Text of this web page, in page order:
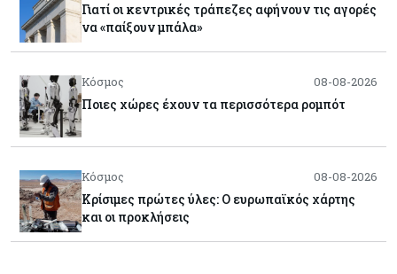
Γιατί οι κεντρικές τράπεζες αφήνουν τις αγορές
να «παίξουν μπάλα»
Κόσμος 08-08-2026
Ποιες χώρες έχουν τα περισσότερα ρομπότ
Κόσμος 08-08-2026
Κρίσιμες πρώτες ύλες: Ο ευρωπαϊκός χάρτης
και οι προκλήσεις